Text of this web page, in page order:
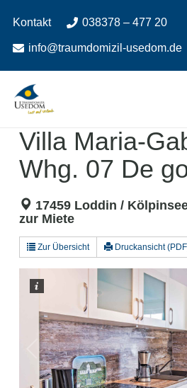
Inhalt
springen
Navigation
springen
Kontakt 038378 – 477 20
info@traumdomizil-usedom.de
Villa Maria-
Whg. 07 De
17459 Loddin /
zur Miete
Zur Übersicht Druckansicht